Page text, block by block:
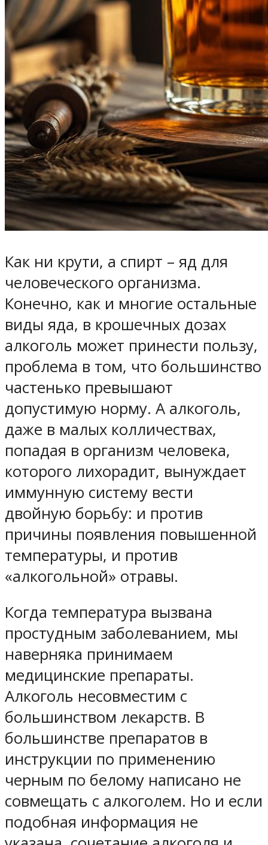
Как ни крути, а спирт – яд для
человеческого организма.
Конечно, как и многие остальные
виды яда, в крошечных дозах
алкоголь может принести пользу,
проблема в том, что большинство
частенько превышают
допустимую норму. А алкоголь,
даже в малых колличествах,
попадая в организм человека,
которого лихорадит, вынуждает
иммунную систему вести
двойную борьбу: и против
причины появления повышенной
температуры, и против
«алкогольной» отравы.
Когда температура вызвана
простудным заболеванием, мы
наверняка принимаем
медицинские препараты.
Алкоголь несовместим с
большинством лекарств. В
большинстве препаратов в
инструкции по применению
черным по белому написано не
совмещать с алкоголем. Но и если
подобная информация не